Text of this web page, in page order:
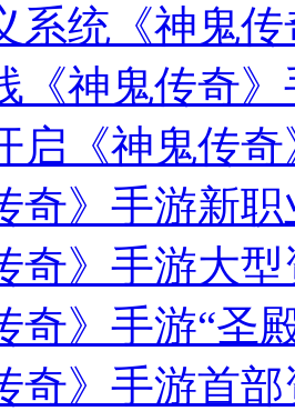
系统《神鬼
《神鬼传奇
启《神鬼传
奇》手游新
奇》手游大
奇》手游“圣
奇》手游首